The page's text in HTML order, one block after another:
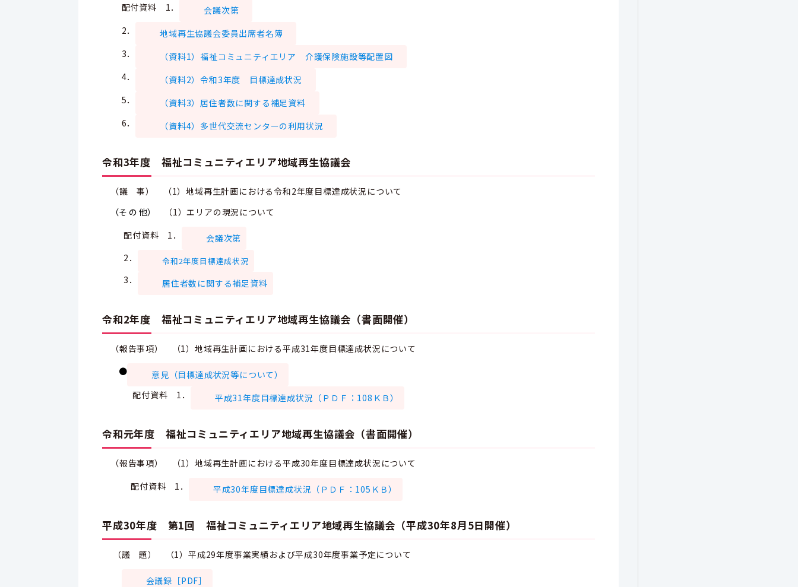
配付資料 1．
会議次第
2．
地域再生協議会委員出席者名簿
3．
（資料1）福祉コミュニティエリア 介護保険施設等配置図
4．
（資料2）令和3年度 目標達成状況
5．
（資料3）居住者数に関する補足資料
6．
（資料4）多世代交流センターの利用状況
令和3年度 福祉コミュニティエリア地域再生協議会
（議 事） （1）地域再生計画における令和2年度目標達成状況について
（そ の 他）
（1）エリアの現況について
配付資料 1．
会議次第
2．
令和2年度目標達成状況
3． 居住者数に関する補足資料
令和2年度 福祉コミュニティエリア地域再生協議会（書面開催）
（報告事項） （1）地域再生計画における平成31年度目標達成状況について
●
意見（目標達成状況等について）
配付資料 1．
平成31年度目標達成状況（ＰＤＦ：108ＫＢ）
令和元年度 福祉コミュニティエリア地域再生協議会（書面開催）
（報告事項）
（1）地域再生計画における平成30年度目標達成状況について
配付資料 1．
平成30年度目標達成状況（ＰＤＦ：105ＫＢ）
平成30年度 第1回 福祉コミュニティエリア地域再生協議会（平成30年8月5日開催）
（議 題） （1）平成29年度事業実績および平成30年度事業予定について
会議録［PDF］